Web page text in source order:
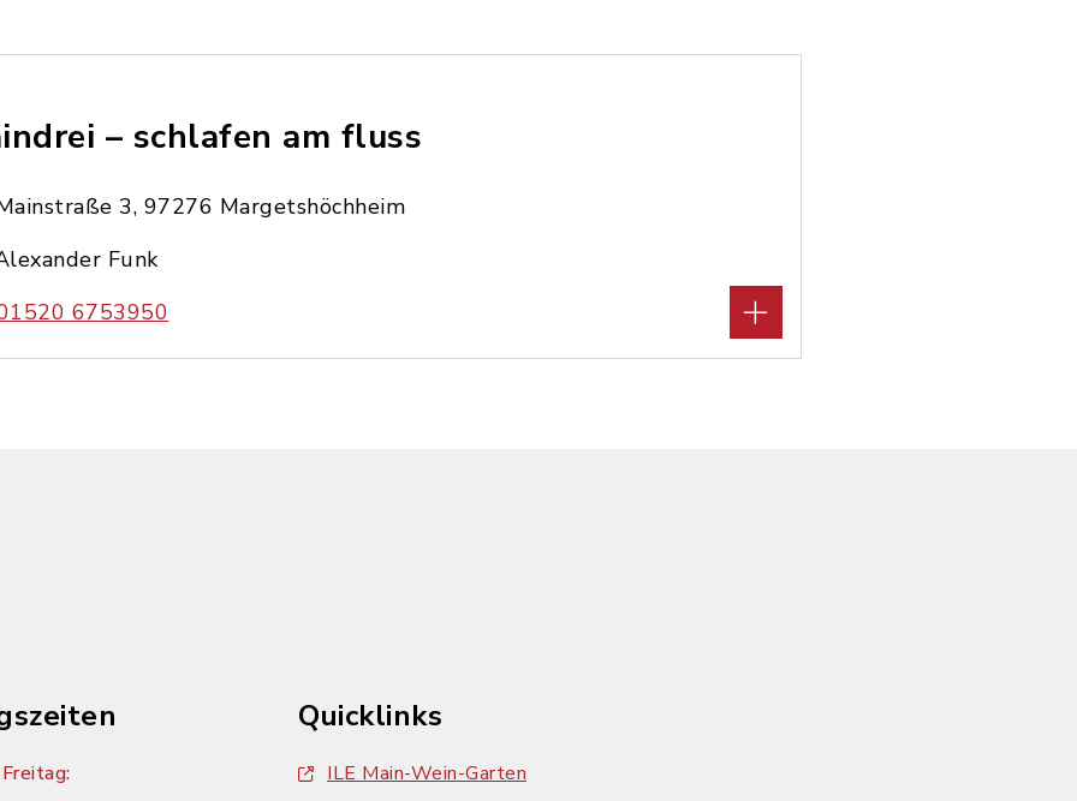
– schlafen am fluss
3, 97276 Margetshöchheim
Funk
6753950
Quicklinks
ILE Main-Wein-Garten